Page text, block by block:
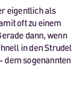
eigentlich als
oft zu einem
dann, wenn
in den Strudel
dem sogenannten